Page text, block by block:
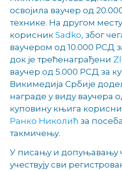
освојила ваучер од
технике. На другом
корисник Sadko, због
ваучером од 10.000 РСД
док је трећенаграђени
ваучер од 5.000 РСД за
Викимедија Србије
награде у виду ваучера
куповину књига
Ранко Николић за
такмичењу.
У писању и допуњавању
учествују сви